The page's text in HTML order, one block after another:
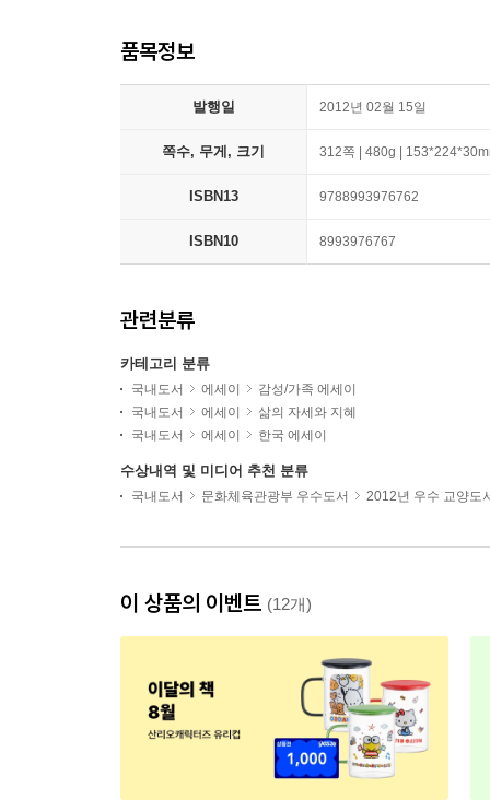
품목정보
발행일 2012년 02월 15일
쪽수, 무게, 크기 312쪽 | 480g |
ISBN13 9788993976762
ISBN10 8993976767
관련분류
카테고리 분류
국내도서 에세이
감성/가족 에세이
국내도서
에세이
삶의 자세와 지혜
국내도서
에세이 한국 에세이
수상내역 및 미디어 추천 분류
국내도서 문화체육관광부 우수도서 2012년 우수 교양도
이 상품의 이벤트 (12개)